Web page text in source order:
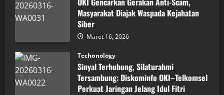
Keuangan
Sumut
Berbuah
Prestasi,
Raih
Penghargaan
Masyarakat Diajak Waspada Kejahatan
Siber
Maret 16, 2026
Techonology
Sinyal Terhubung, Silaturahmi
Tersambung: Diskominfo OKI–Telkomsel
Perkuat Jaringan Jelang Idul Fitri